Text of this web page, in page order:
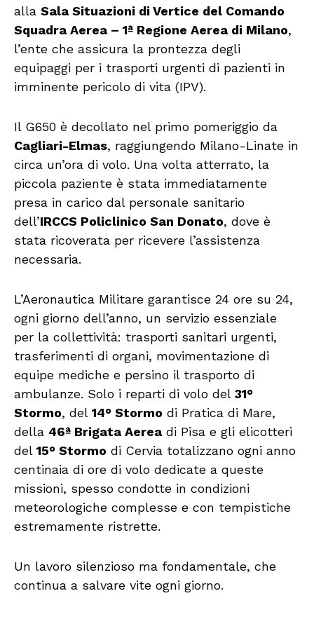
alla Sala Situazioni di Vertice del Comando
Squadra Aerea – 1ª Regione Aerea di Milano,
l’ente che assicura la prontezza degli
equipaggi per i trasporti urgenti di pazienti in
imminente pericolo di vita (IPV).
Il G650 è decollato nel primo pomeriggio da
Cagliari-Elmas, raggiungendo Milano-Linate in
circa un’ora di volo. Una volta atterrato, la
piccola paziente è stata immediatamente
presa in carico dal personale sanitario
dell’IRCCS Policlinico San Donato, dove è
stata ricoverata per ricevere l’assistenza
necessaria.
L’Aeronautica Militare garantisce 24 ore su 24,
ogni giorno dell’anno, un servizio essenziale
per la collettività: trasporti sanitari urgenti,
trasferimenti di organi, movimentazione di
equipe mediche e persino il trasporto di
ambulanze. Solo i reparti di volo del 31°
Stormo, del 14° Stormo di Pratica di Mare,
della 46ª Brigata Aerea di Pisa e gli elicotteri
del 15° Stormo di Cervia totalizzano ogni anno
centinaia di ore di volo dedicate a queste
missioni, spesso condotte in condizioni
meteorologiche complesse e con tempistiche
estremamente ristrette.
Un lavoro silenzioso ma fondamentale, che
continua a salvare vite ogni giorno.